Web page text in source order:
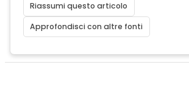
Riassumi questo articolo
Approfondisci con altre fonti